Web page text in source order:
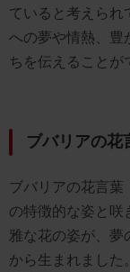
ていると考えら
への夢や情熱、豊
ちを伝えることが
ブバリアの花
ブバリアの花言
の特徴的な姿と
雅な花の姿が、夢
から生まれました